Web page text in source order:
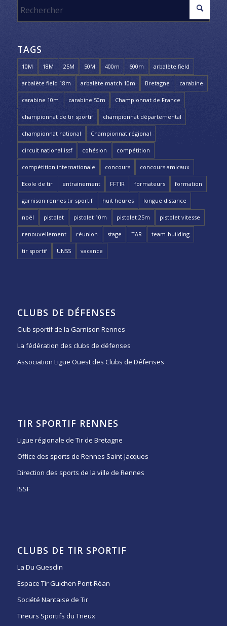
TAGS
10M 18M 25M 50M 400m 600m arbalète field
arbalète field 18m arbalète match 10m Bretagne carabine
carabine 10m carabine 50m Championnat de France
championnat de tir sportif championnat départemental
championnat national Championnat régional
circuit national issf cohésion compétition
compétition internationale concours concours amicaux
Ecole de tir entrainement FFTIR formateurs formation
garnison rennes tir sportif huit heures longue distance
noël pistolet pistolet 10m pistolet 25m pistolet vitesse
renouvellement réunion stage TAR team-building
tir sportif UNSS vacance
CLUBS DE DÉFENSES
Club sportif de la Garnison Rennes
La fédération des clubs de défenses
Association Ligue Ouest des Clubs de Défenses
TIR SPORTIF RENNES
Ligue régionale de Tir de Bretagne
Office des sports de Rennes Saint-Jacques
Direction des sports de la ville de Rennes
ISSF
CLUBS DE TIR SPORTIF
La Du Guesclin
Espace Tir Guichen Pont-Réan
Société Nantaise de Tir
Tireurs Sportifs du Trieux